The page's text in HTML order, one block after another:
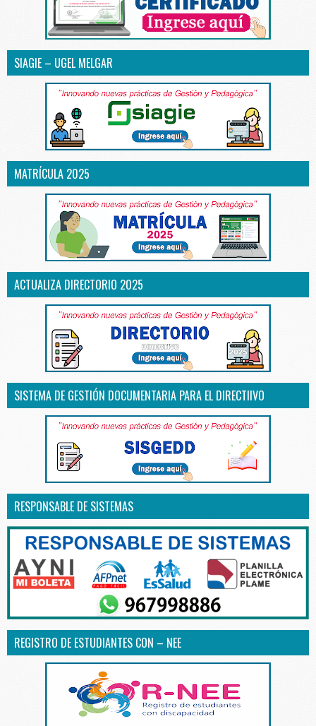
SIAGIE – UGEL MELGAR
MATRÍCULA 2025
ACTUALIZA DIRECTORIO 2025
SISTEMA DE GESTIÓN DOCUMENTARIA PARA EL DIRECTIIVO
RESPONSABLE DE SISTEMAS
REGISTRO DE ESTUDIANTES CON – NEE